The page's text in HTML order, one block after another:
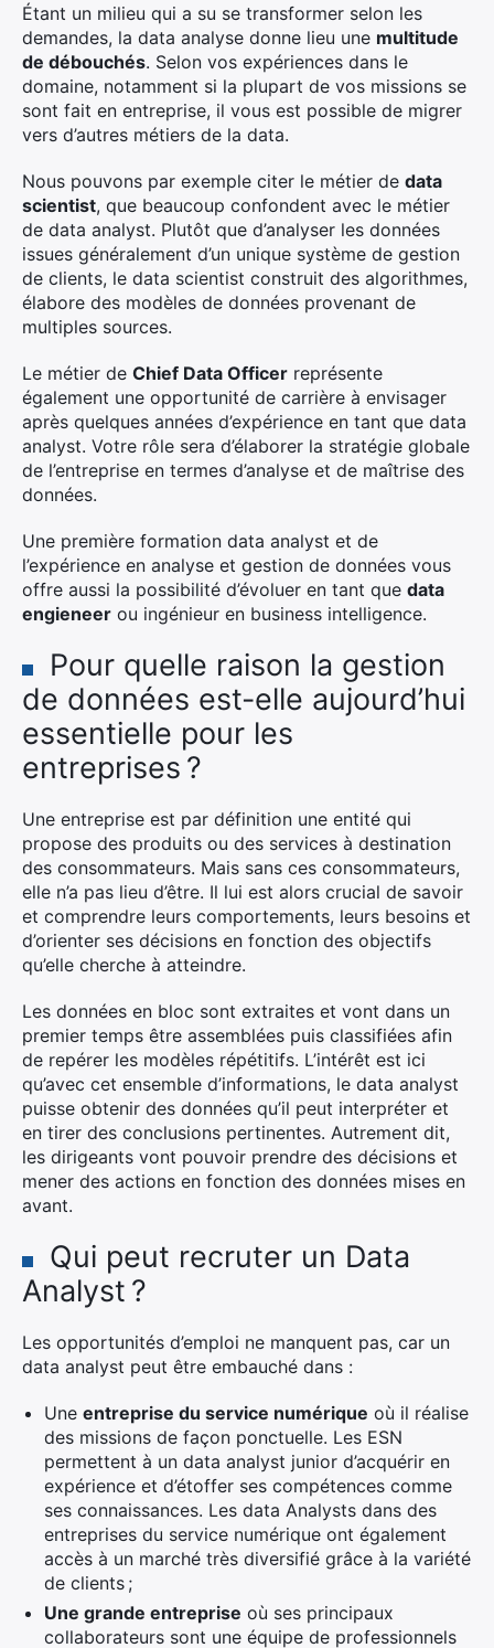
Étant un milieu qui a su se transformer selon les
demandes, la data analyse donne lieu une multitude
de débouchés. Selon vos expériences dans le
domaine, notamment si la plupart de vos missions se
sont fait en entreprise, il vous est possible de migrer
vers d’autres métiers de la data.
Nous pouvons par exemple citer le métier de data
scientist, que beaucoup confondent avec le métier
de data analyst. Plutôt que d’analyser les données
issues généralement d’un unique système de gestion
de clients, le data scientist construit des algorithmes,
élabore des modèles de données provenant de
multiples sources.
Le métier de Chief Data Officer représente
également une opportunité de carrière à envisager
après quelques années d’expérience en tant que data
analyst. Votre rôle sera d’élaborer la stratégie globale
de l’entreprise en termes d’analyse et de maîtrise des
données.
Une première formation data analyst et de
l’expérience en analyse et gestion de données vous
offre aussi la possibilité d’évoluer en tant que data
engieneer ou ingénieur en business intelligence.
Pour quelle raison la gestion
de données est-elle aujourd’hui
essentielle pour les
entreprises ?
Une entreprise est par définition une entité qui
propose des produits ou des services à destination
des consommateurs. Mais sans ces consommateurs,
elle n’a pas lieu d’être. Il lui est alors crucial de savoir
et comprendre leurs comportements, leurs besoins et
d’orienter ses décisions en fonction des objectifs
qu’elle cherche à atteindre.
Les données en bloc sont extraites et vont dans un
premier temps être assemblées puis classifiées afin
de repérer les modèles répétitifs. L’intérêt est ici
qu’avec cet ensemble d’informations, le data analyst
puisse obtenir des données qu’il peut interpréter et
en tirer des conclusions pertinentes. Autrement dit,
les dirigeants vont pouvoir prendre des décisions et
mener des actions en fonction des données mises en
avant.
Qui peut recruter un Data
Analyst ?
Les opportunités d’emploi ne manquent pas, car un
data analyst peut être embauché dans :
Une entreprise du service numérique où il réalise
des missions de façon ponctuelle. Les ESN
permettent à un data analyst junior d’acquérir en
expérience et d’étoffer ses compétences comme
ses connaissances. Les data Analysts dans des
entreprises du service numérique ont également
accès à un marché très diversifié grâce à la variété
de clients ;
Une grande entreprise où ses principaux
collaborateurs sont une équipe de professionnels
Rechercher